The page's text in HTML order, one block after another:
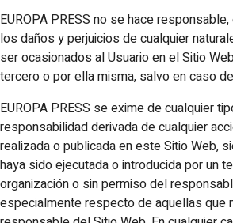
EUROPA PRESS no se hace
los daños y perjuicios de cualquier
ser ocasionados al Usuario en el Sitio
tercero o por ella misma, salvo en caso
EUROPA PRESS se exime de cualquier
responsabilidad derivada de cualquier
realizada o publicada en este Sitio Web,
haya sido ejecutada o introducida por un
organización o sin permiso del
especialmente respecto de aquellas que